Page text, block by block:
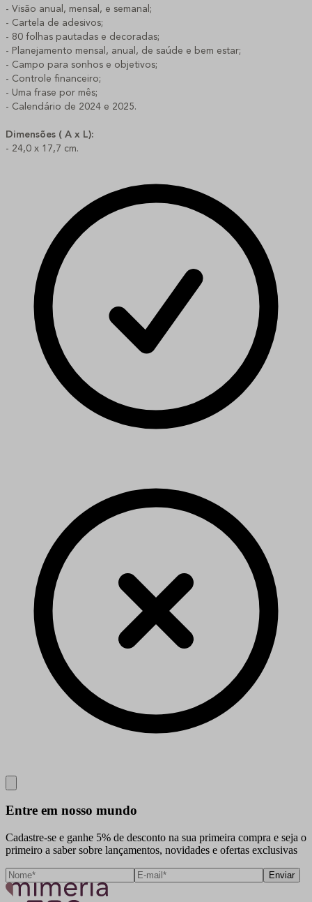
- Visão anual, mensal, e semanal;
- Cartela de adesivos;
- 80 folhas pautadas e decoradas;
- Planejamento mensal, anual, de saúde e bem estar;
- Campo para sonhos e objetivos;
- Controle financeiro;
- Uma frase por mês;
- Calendário de 2024 e 2025.
Dimensões ( A x L):
- 24,0 x 17,7 cm.
Entre em nosso mundo
Cadastre-se e ganhe 5% de desconto na sua primeira compra e seja o
primeiro a saber sobre lançamentos, novidades e ofertas exclusivas
Enviar